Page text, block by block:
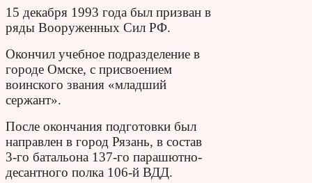
15 декабря 1993 года был призван в
ряды Вооруженных Сил РФ.
Окончил учебное подразделение в
городе Омске, с присвоением
воинского звания «младший
сержант».
После окончания подготовки был
направлен в город Рязань, в состав
3-го батальона 137-го парашютно-
десантного полка 106-й ВДД.